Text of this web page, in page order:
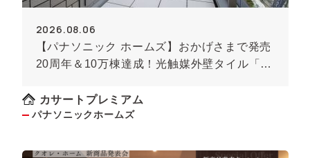
2026.08.06
【パナソニック ホームズ】おかげさまで発売
20周年＆10万棟達成！光触媒外壁タイル「キ
カサートプレミアム
パナソニックホームズ